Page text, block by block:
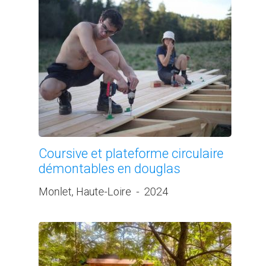
Coursive et plateforme circulaire
démontables en douglas
Monlet, Haute-Loire - 2024